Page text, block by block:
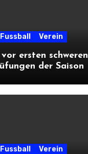
Fussball Verein
vor ersten schweren
der Saison
Fussball Verein